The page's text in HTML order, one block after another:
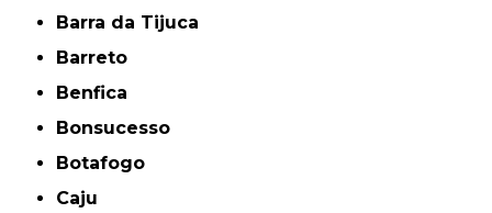
Barra da Tijuca
Barreto
Benfica
Bonsucesso
Botafogo
Caju